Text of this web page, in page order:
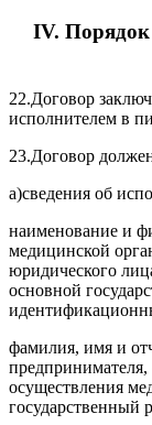
IV.
22.Договор
исполнителем в
23.Договор
а)сведения об
наименование и
медицинской
юридического
основной
фамилия, имя и
предпринимателя,
осуществления
государственный